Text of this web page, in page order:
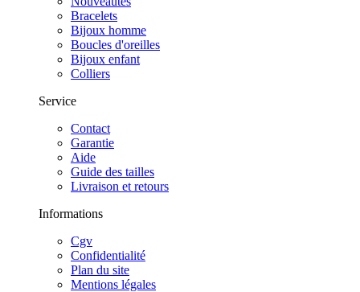
Bracelets
Bijoux homme
Boucles d'oreilles
Bijoux enfant
Colliers
Service
Contact
Garantie
Aide
Guide des tailles
Livraison et retours
Informations
Cgv
Confidentialité
Plan du site
Mentions légales